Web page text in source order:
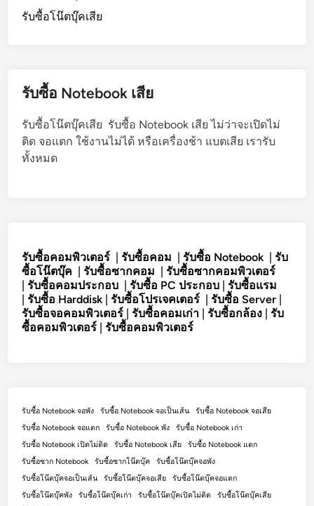
รับซื้อโน๊ตบุ๊คเสีย
รับซื้อ Notebook เสีย
รับซื้อโน๊ตบุ๊คเสีย รับซื้อ Notebook เสีย ไม่ว่าจะเปิดไม่
ติด จอแตก ใช้งานไม่ได้ หรือเครื่องช้า แบตเสีย เรารับ
ทั้งหมด
รับซื้อคอมพิวเตอร์ |รับซื้อคอม |รับซื้อ Notebook |รับ
ซื้อโน๊ตบุ๊ค |รับซื้อซากคอม |รับซื้อซากคอมพิวเตอร์
|รับซื้อคอมประกอบ |รับซื้อ PC ประกอบ |รับซื้อแรม
|รับซื้อ Harddisk |รับซื้อโปรเจคเตอร์ |รับซื้อ Server |
รับซื้อจอคอมพิวเตอร์ |รับซื้อคอมเก่า |รับซื้อกล้อง |รับ
ซื้อคอมพิวเตอร์ |รับซื้อคอมพิวเตอร์
รับซื้อ Notebook จอพัง รับซื้อ Notebook จอเป็นเส้น
รับซื้อ Notebook จอเสีย
รับซื้อ Notebook จอแตก
รับซื้อ Notebook พัง
รับซื้อ Notebook เก่า
รับซื้อ Notebook เปิดไม่ติด
รับซื้อ Notebook เสีย
รับซื้อ Notebook แตก
รับซื้อซาก Notebook
รับซื้อซากโน๊ตบุ๊ค
รับซื้อโน๊ตบุ๊คจอพัง
รับซื้อโน๊ตบุ๊คจอเป็นเส้น
รับซื้อโน๊ตบุ๊คจอเสีย
รับซื้อโน๊ตบุ๊คจอแตก
รับซื้อโน๊ตบุ๊คพัง
รับซื้อโน๊ตบุ๊คเก่า รับซื้อโน๊ตบุ๊คเปิดไม่ติด
รับซื้อโน๊ตบุ๊คเสีย